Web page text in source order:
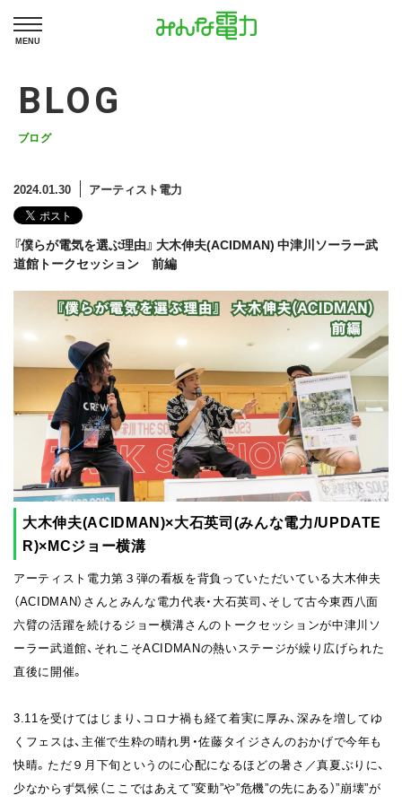
MENU
BLOG
ブログ
2024.01.30 アーティスト電力
『僕らが電気を選ぶ理由』 大木伸夫(ACIDMAN) 中津川ソーラー武
道館トークセッション 前編
大木伸夫(ACIDMAN)×大石英司(みんな電力/UPDATE
R)×MCジョー横溝
アーティスト電力第３弾の看板を背負っていただいている大木伸夫
（ACIDMAN）さんとみんな電力代表・大石英司、そして古今東西八面
六臂の活躍を続けるジョー横溝さんのトークセッションが中津川ソ
ーラー武道館、それこそACIDMANの熱いステージが繰り広げられた
直後に開催。
3.11を受けてはじまり、コロナ禍も経て着実に厚み、深みを増してゆ
くフェスは、主催で生粋の晴れ男・佐藤タイジさんのおかげで今年も
快晴。ただ９月下旬というのに心配になるほどの暑さ／真夏ぶりに、
少なからず気候（ここではあえて”変動”や”危機”の先にある）”崩壊”が